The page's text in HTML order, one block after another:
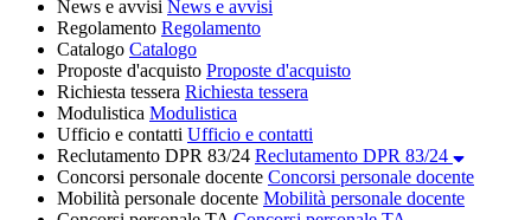
News e avvisi News e avvisi
Regolamento Regolamento
Catalogo Catalogo
Proposte d'acquisto Proposte d'acquisto
Richiesta tessera Richiesta tessera
Modulistica Modulistica
Ufficio e contatti Ufficio e contatti
Reclutamento DPR 83/24 Reclutamento DPR 83/24
Concorsi personale docente Concorsi personale docente
Mobilità personale docente Mobilità personale docente